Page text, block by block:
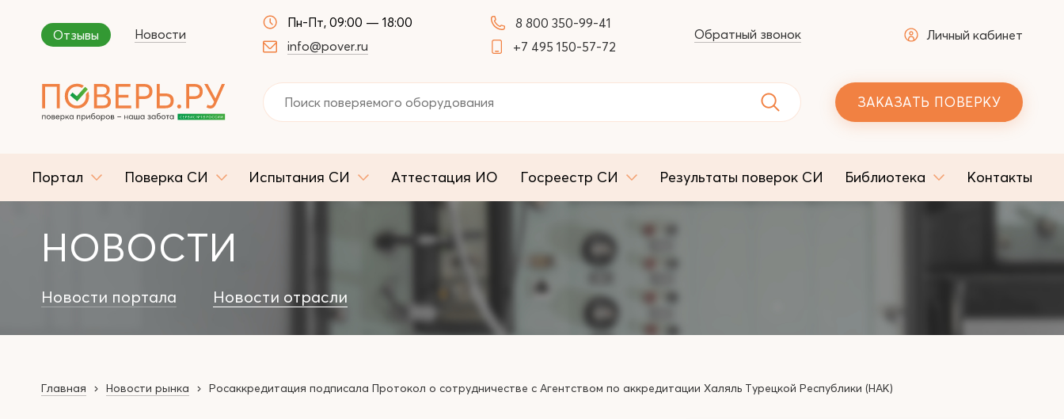
Отзывы Новости
Пн-Пт, 09:00 — 18:00
info@pover.ru
8 800 350-99-41
+7 495 150-57-72
Обратный звонок Личный кабинет
ЗАКАЗАТЬ ПОВЕРКУ
Портал Поверка СИ Испытания СИ Аттестация ИО Госреестр СИ Результаты поверок СИ Библиотека Контакты
НОВОСТИ
Новости портала Новости отрасли
Главная Новости рынка Росаккредитация подписала Протокол о сотрудничестве с Агентством по аккредитации Халяль Турецкой Республики (НАК)